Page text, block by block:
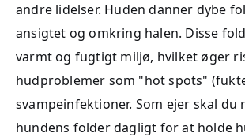
andre lidelser. Huden danner dybe
ansigtet og omkring halen. Disse
varmt og fugtigt miljø, hvilket øger
hudproblemer som "hot spots"
svampeinfektioner. Som ejer skal du
hundens folder dagligt for at holde